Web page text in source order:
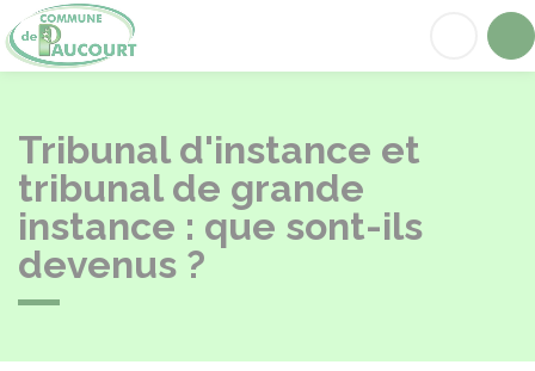
Tribunal d'instance et
tribunal de grande
instance : que sont-ils
devenus ?